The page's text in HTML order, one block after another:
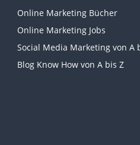
Online Marketing Bücher
Online Marketing Jobs
Social Media Marketing von A
Blog Know How von A bis Z